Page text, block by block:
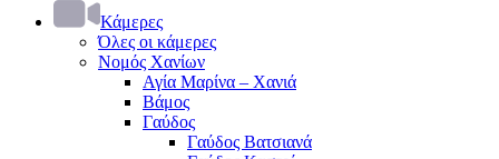
Κάμερες
Όλες οι κάμερες
Νομός Χανίων
Αγία Μαρίνα – Χανιά
Βάμος
Γαύδος
Γαύδος Βατσιανά